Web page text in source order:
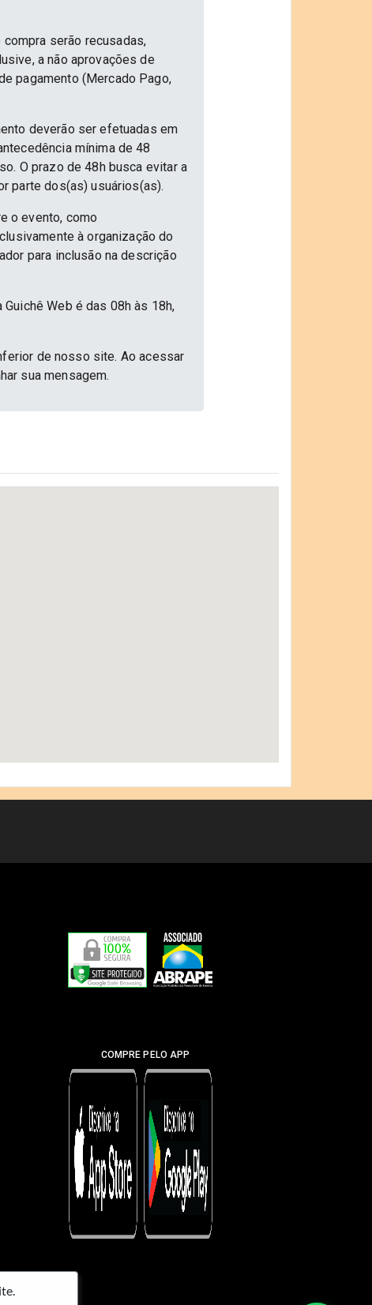
serão recusadas,
a não aprovações de
pagamento (Mercado Pago,
deverão ser efetuadas em
mínima de 48
O prazo de 48h busca evitar a
parte dos(as) usuários(as).
o evento, como
à organização do
para inclusão na descrição
Web é das 08h às 18h,
de nosso site. Ao acessar
sua mensagem.
COMPRE PELO APP